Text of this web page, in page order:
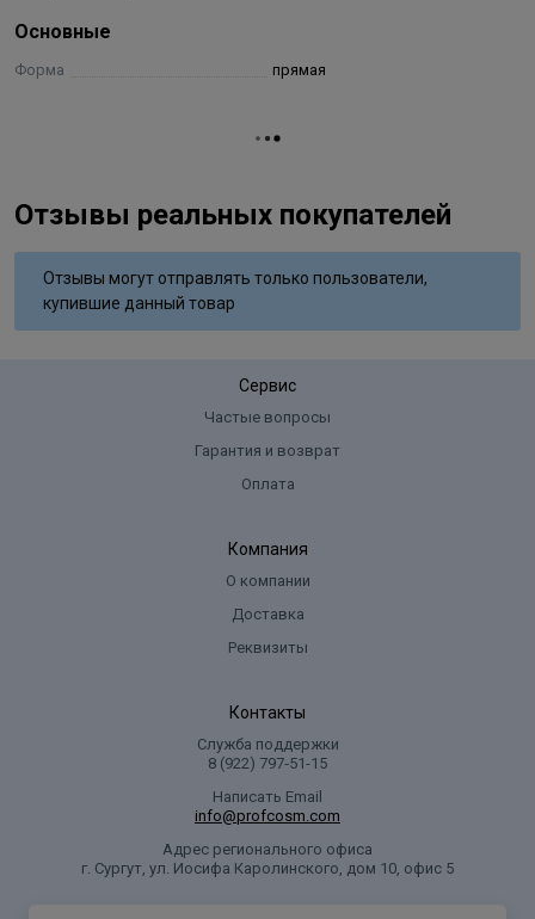
Основные
Форма прямая
Отзывы реальных покупателей
Отзывы могут отправлять только пользователи,
купившие данный товар
Сервис
Частые вопросы
Гарантия и возврат
Оплата
Компания
О компании
Доставка
Реквизиты
Контакты
Служба поддержки
8 (922) 797‑51-15
Написать Email
info@profcosm.com
Адрес регионального офиса
г. Сургут, ул. Иосифа Каролинского, дом 10, офис 5